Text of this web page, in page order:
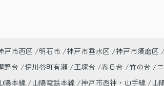
戸市西区 明石市 神戸市垂水区 神戸市須磨区
野台 伊川谷町有瀬 王塚台 春日台 竹の台
陽本線 山陽電鉄本線 神戸市西神・山手線 山